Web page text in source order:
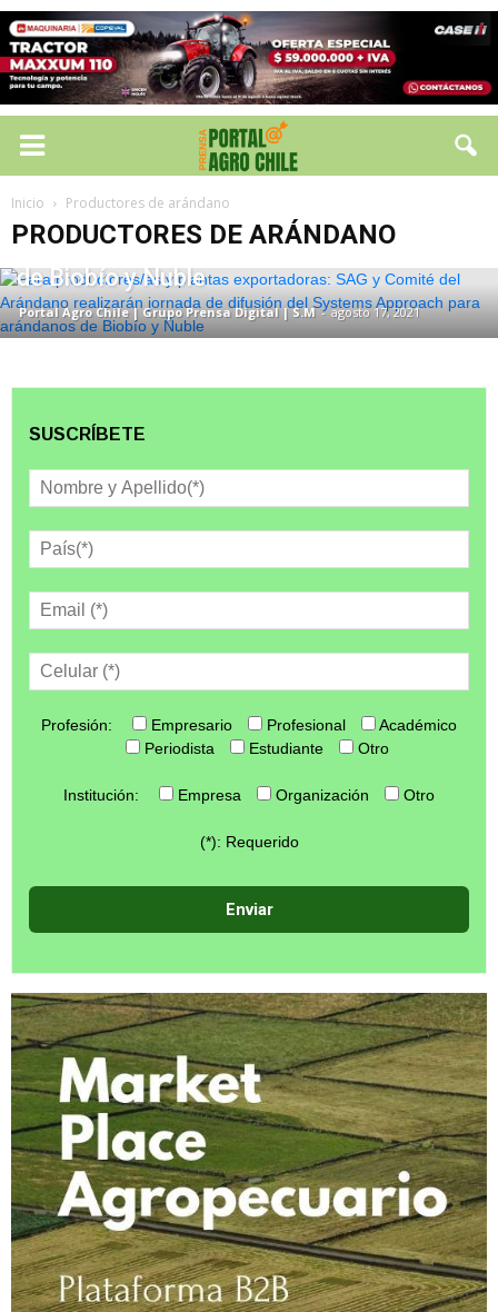
Inicio Productores de arándano
PRODUCTORES DE ARÁNDANO
Para productores/as y plantas
exportadoras: SAG y Comité del
Arándano realizarán jornada de difusión
del Systems Approach para arándanos
de Biobío y Ñuble
Portal Agro Chile | Grupo Prensa Digital | S.M - agosto 17, 2021
SUSCRÍBETE
Profesión: Empresario Profesional
Académico
Periodista
Estudiante Otro
Institución: Empresa Organización Otro
(*): Requerido